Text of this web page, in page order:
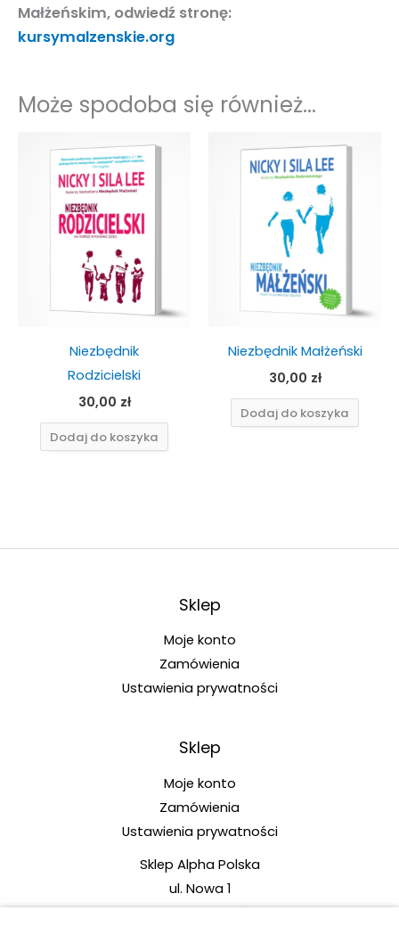
Małżeńskim, odwiedź stronę:
kursymalzenskie.org
Może spodoba się również…
Niezbędnik
Rodzicielski
30,00 zł
Dodaj do koszyka
Niezbędnik Małżeński
30,00 zł
Dodaj do koszyka
Sklep
Moje konto
Zamówienia
Ustawienia prywatności
Sklep
Moje konto
Zamówienia
Ustawienia prywatności
Sklep Alpha Polska
ul. Nowa 1
87-162 Lubicz Górny